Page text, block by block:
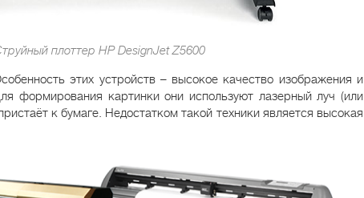
плоттер HP DesignJet Z5600
этих устройств – высокое качество изображения и
формирования картинки они используют лазерный луч (или
к бумаге. Недостатком такой техники является высокая